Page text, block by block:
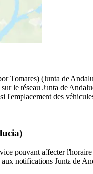
(Junta de
le réseau Junta de
l'emplacement des
pouvant affecter
notifications Junta de